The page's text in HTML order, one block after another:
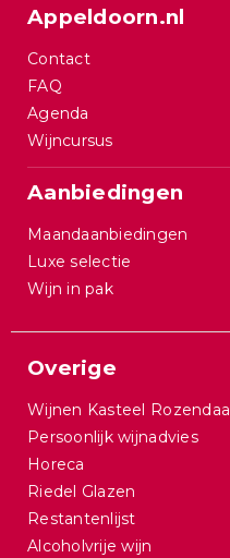
Appeldoorn.nl
Contact
FAQ
Agenda
Wijncursus
Aanbiedingen
Maandaanbiedingen
Luxe selectie
Wijn in pak
Overige
Wijnen Kasteel Rozendaal
Persoonlijk wijnadvies
Horeca
Riedel Glazen
Restantenlijst
Alcoholvrije wijn